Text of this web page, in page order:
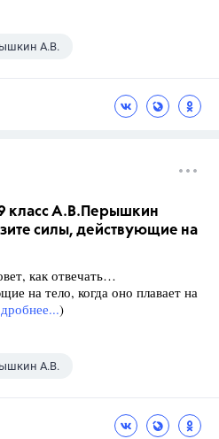
А.В.
класс А.В.Перышкин
силы, действующие на
как отвечать…
на тело, когда оно плавает на
)
А.В.